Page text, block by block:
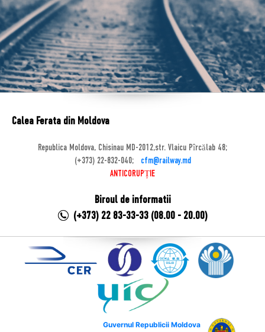
Calea Ferata din Moldova
Republica Moldova, Chisinau MD-2012,str. Vlaicu Pîrcălab 48;
(+373) 22-832-040;
cfm@railway.md
ANTICORUPȚIE
Biroul de informatii
(+373) 22 83-33-33 (08.00 - 20.00)
Guvernul Republicii Moldova